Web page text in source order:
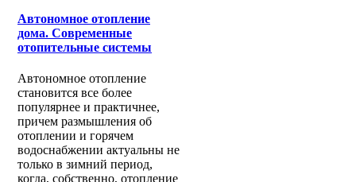
Автономное отопление
дома. Современные
отопительные системы
Автономное отопление
становится все более
популярнее и практичнее,
причем размышления об
отоплении и горячем
водоснабжении актуальны не
только в зимний период,
когда, собственно, отопление